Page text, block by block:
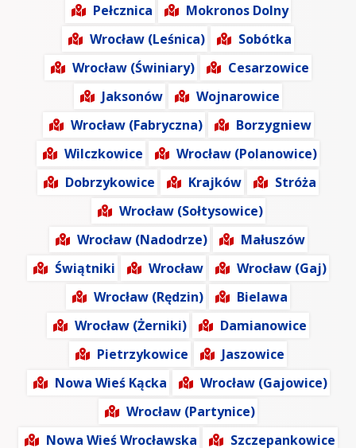
Pełcznica
Mokronos Dolny
Wrocław (Leśnica)
Sobótka
Wrocław (Świniary)
Cesarzowice
Jaksonów
Wojnarowice
Wrocław (Fabryczna)
Borzygniew
Wilczkowice
Wrocław (Polanowice)
Dobrzykowice
Krajków
Stróża
Wrocław (Sołtysowice)
Wrocław (Nadodrze)
Małuszów
Świątniki
Wrocław
Wrocław (Gaj)
Wrocław (Rędzin)
Bielawa
Wrocław (Żerniki)
Damianowice
Pietrzykowice
Jaszowice
Nowa Wieś Kącka
Wrocław (Gajowice)
Wrocław (Partynice)
Nowa Wieś Wrocławska
Szczepankowice